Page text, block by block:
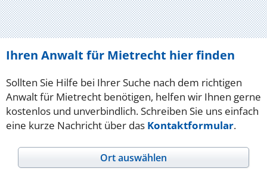
Ihren Anwalt für Mietrecht hier finden
Sollten Sie Hilfe bei Ihrer Suche nach dem richtigen
Anwalt für Mietrecht benötigen, helfen wir Ihnen gerne
kostenlos und unverbindlich. Schreiben Sie uns einfach
eine kurze Nachricht über das Kontaktformular.
Ort auswählen